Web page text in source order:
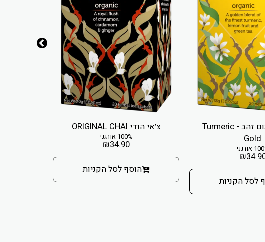
חליטת כורכום זהב - Turmeric
Gold
אורגני
₪
לסל הקניות
צ׳אי הודי ORIGINAL CHAI
100% אורגני
₪34.90
הוסף לסל הקניות